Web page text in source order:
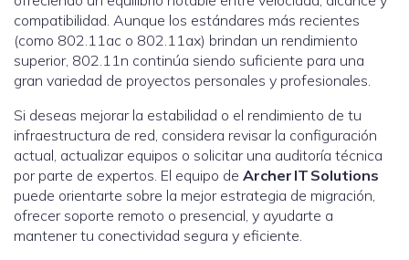
compatibilidad. Aunque los estándares más recientes
(como 802.11ac o 802.11ax) brindan un rendimiento
superior, 802.11n continúa siendo suficiente para una
gran variedad de proyectos personales y profesionales.
Si deseas mejorar la estabilidad o el rendimiento de tu
infraestructura de red, considera revisar la configuración
actual, actualizar equipos o solicitar una auditoría técnica
por parte de expertos. El equipo de Archer IT Solutions
puede orientarte sobre la mejor estrategia de migración,
ofrecer soporte remoto o presencial, y ayudarte a
mantener tu conectividad segura y eficiente.